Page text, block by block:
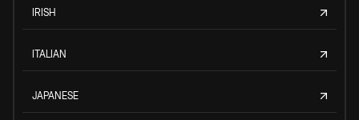
IRISH
ITALIAN
JAPANESE